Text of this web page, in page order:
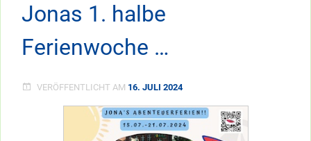
Jonas 1. halbe
Ferienwoche …
VERÖFFENTLICHT AM 16. JULI 2024